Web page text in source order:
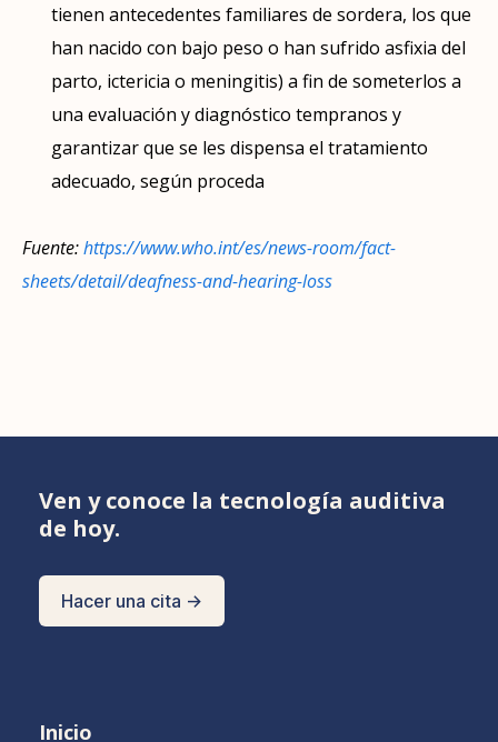
tienen antecedentes familiares de sordera, los que
han nacido con bajo peso o han sufrido asfixia del
parto, ictericia o meningitis) a fin de someterlos a
una evaluación y diagnóstico tempranos y
garantizar que se les dispensa el tratamiento
adecuado, según proceda
Fuente:https://www.who.int/es/news-room/fact-
sheets/detail/deafness-and-hearing-loss
Ven y conoce la tecnología auditiva
de hoy.
Hacer una cita →
Inicio